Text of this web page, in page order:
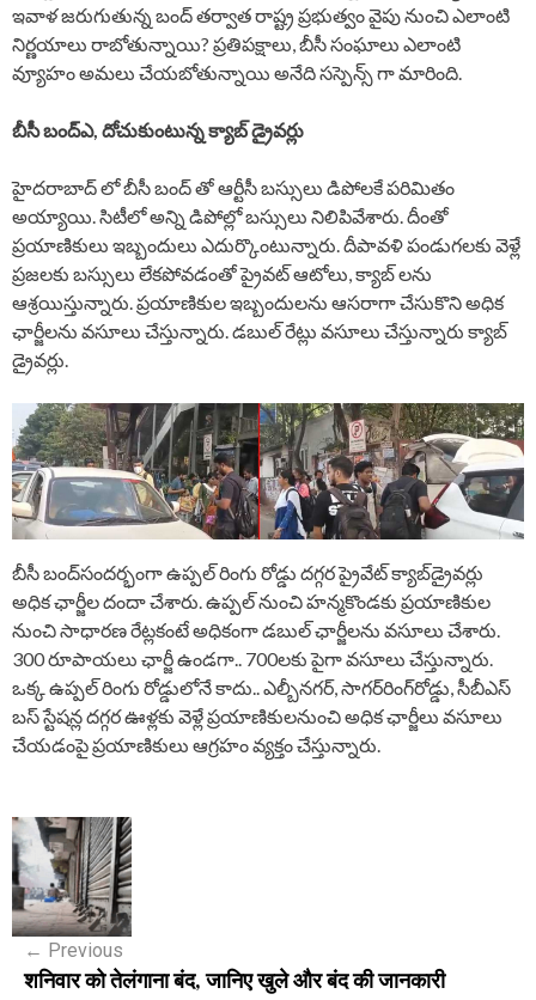
ఇవాళ జరుగుతున్న బంద్ తర్వాత రాష్ట్ర ప్రభుత్వం వైపు నుంచి ఎలాంటి
నిర్ణయాలు రాబోతున్నాయి? ప్రతిపక్షాలు, బీసీ సంఘాలు ఎలాంటి
వ్యూహం అమలు చేయబోతున్నాయి అనేది సస్పెన్స్ గా మారింది.
బీసీ బంద్ఎ, దోచుకుంటున్న క్యాబ్ డ్రైవర్లు
హైదరాబాద్​ లో బీసీ బంద్ తో ఆర్టీసీ బస్సులు డిపోలకే పరిమితం
అయ్యాయి. సిటీలో అన్ని డిపోల్లో బస్సులు నిలిపివేశారు. దీంతో
ప్రయాణికులు ఇబ్బందులు ఎదుర్కొంటున్నారు. దీపావళి పండుగలకు వెళ్లే
ప్రజలకు బస్సులు లేకపోవడంతో ప్రైవట్​ ఆటోలు, క్యాబ్​ లను
ఆశ్రయిస్తున్నారు. ప్రయాణికుల ఇబ్బందులను ఆసరాగా చేసుకొని అధిక
ఛార్జీలను వసూలు చేస్తున్నారు. డబుల్​ రేట్లు వసూలు చేస్తున్నారు క్యాబ్​
డ్రైవర్లు.
బీసీ బంద్​సందర్భంగా ఉప్పల్​ రింగు రోడ్డు దగ్గర ప్రైవేట్​ క్యాబ్​డ్రైవర్లు
అధిక ఛార్జీల దందా చేశారు. ఉప్పల్​ నుంచి హన్మకొండకు ప్రయాణికుల
నుంచి సాధారణ రేట్లకంటే అధికంగా డబుల్ ఛార్జీలను వసూలు చేశారు.
300 రూపాయలు ఛార్జీ ఉండగా.. 700లకు పైగా వసూలు చేస్తున్నారు.
ఒక్క ఉప్పల్​ రింగు రోడ్డులోనే కాదు.. ఎల్బీనగర్, సాగర్​రింగ్​రోడ్డు, సీబీఎస్
బస్ స్టేషన్ల దగ్గర ఊళ్లకు వెళ్లే ప్రయాణికులనుంచి అధిక ఛార్జీలు వసూలు
చేయడంపై ప్రయాణికులు ఆగ్రహం వ్యక్తం చేస్తున్నారు.
P
o
s
← Previous
शनिवार को तेलंगाना बंद, जानिए खुले और बंद की जानकारी